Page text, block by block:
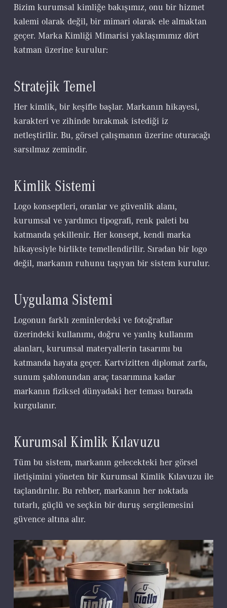
Bizim kurumsal kimliğe bakışımız, onu bir hizmet
kalemi olarak değil, bir mimari olarak ele almaktan
geçer. Marka Kimliği Mimarisi yaklaşımımız dört
katman üzerine kurulur:
Stratejik Temel
Her kimlik, bir keşifle başlar. Markanın hikayesi,
karakteri ve zihinde bırakmak istediği iz
netleştirilir. Bu, görsel çalışmanın üzerine oturacağı
sarsılmaz zemindir.
Kimlik Sistemi
Logo konseptleri, oranlar ve güvenlik alanı,
kurumsal ve yardımcı tipografi, renk paleti bu
katmanda şekillenir. Her konsept, kendi marka
hikayesiyle birlikte temellendirilir. Sıradan bir logo
değil, markanın ruhunu taşıyan bir sistem kurulur.
Uygulama Sistemi
Logonun farklı zeminlerdeki ve fotoğraflar
üzerindeki kullanımı, doğru ve yanlış kullanım
alanları, kurumsal materyallerin tasarımı bu
katmanda hayata geçer. Kartvizitten diplomat zarfa,
sunum şablonundan araç tasarımına kadar
markanın fiziksel dünyadaki her teması burada
kurgulanır.
Kurumsal Kimlik Kılavuzu
Tüm bu sistem, markanın gelecekteki her görsel
iletişimini yöneten bir Kurumsal Kimlik Kılavuzu ile
taçlandırılır. Bu rehber, markanın her noktada
tutarlı, güçlü ve seçkin bir duruş sergilemesini
güvence altına alır.